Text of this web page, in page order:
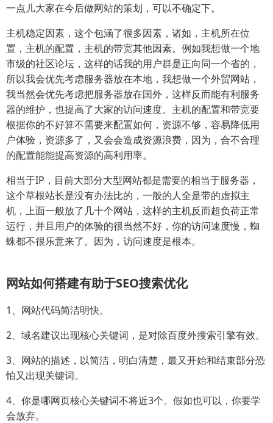
一点儿大家在今后做网站的策划，可以不确定下。
主机稳定因素，这个包涵了很多因素，诸如，主机所在位
置，主机的配置，主机的带宽其他因素。例如我想做一个地
市级的社区论坛，这样的话我的用户群是正向同一个省的，
所以我会优先考虑服务器放在本地，我想做一个外贸网站，
我当然会优先考虑把服务器放在国外，这样反而能有利服务
器的维护，也提高了大家的访问速度。主机的配置和带宽要
根据你的不好算不需要来配置如何，资源不够，容易降低用
户体验，资源多了，又会会造成资源浪费，因为，合不合理
的配置能能提高资源的高利用率。
相当于IP，目前大部分大型网站都是需要的相当于服务器，
这个草根站长是没有办法比的，一般的人全是带的虚拟主
机，上面一般放了几十个网站，这样的主机反而超负荷正常
运行，并且用户的体验的很当然不好，你的访问速度慢，蜘
蛛都不很乐意来了。因为，访问速度是根本。
网站如何搭建有助于SEO搜索优化
1、网站代码简洁明快。
2、域名建议出现核心关键词，是对除百度外搜索引擎有效。
3、网站的描述，以简洁，明白清楚，最又开始和结束部分恐
怕又出现关键词。
4、你是哪网页核心关键词不将近3个。假如也可以，你要学
会放弃。